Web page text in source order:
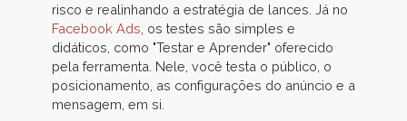
risco e realinhando a estratégia de lances. Já no
Facebook Ads , os testes são simples e
didáticos, como "Testar e Aprender" oferecido
pela ferramenta. Nele, você testa o público, o
posicionamento, as configurações do anúncio e a
mensagem, em si.